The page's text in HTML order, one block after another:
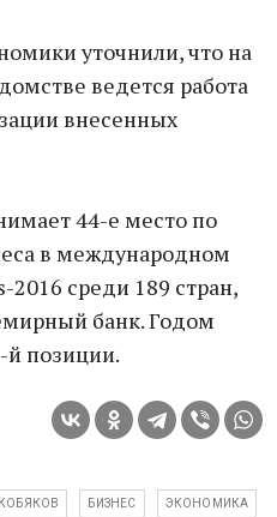
уточнили, что на
ведется работа
внесенных
44-е место по
в международном
2016 среди 189 стран,
банк. Годом
й позиции.
КОБЯКОВ БИЗНЕС ЭКОНОМИКА